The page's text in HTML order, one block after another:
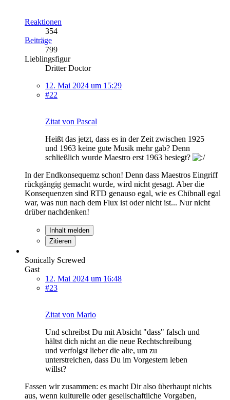
Reaktionen
354
Beiträge
799
Lieblingsfigur
Dritter Doctor
12. Mai 2024 um 15:29
#22
Zitat von Pascal
Heißt das jetzt, dass es in der Zeit zwischen 1925
und 1963 keine gute Musik mehr gab? Denn
schließlich wurde Maestro erst 1963 besiegt?
In der Endkonsequemz schon! Denn dass Maestros Eingriff
rückgängig gemacht wurde, wird nicht gesagt. Aber die
Konsequenzen sind RTD genauso egal, wie es Chibnall egal
war, was nun nach dem Flux ist oder nicht ist... Nur nicht
drüber nachdenken!
Inhalt melden
Zitieren
Sonically Screwed
Gast
12. Mai 2024 um 16:48
#23
Zitat von Mario
Und schreibst Du mit Absicht "dass" falsch und
hältst dich nicht an die neue Rechtschreibung
und verfolgst lieber die alte, um zu
unterstreichen, dass Du im Vorgestern leben
willst?
Fassen wir zusammen: es macht Dir also überhaupt nichts
aus, wenn kulturelle oder gesellschaftliche Vorgaben,